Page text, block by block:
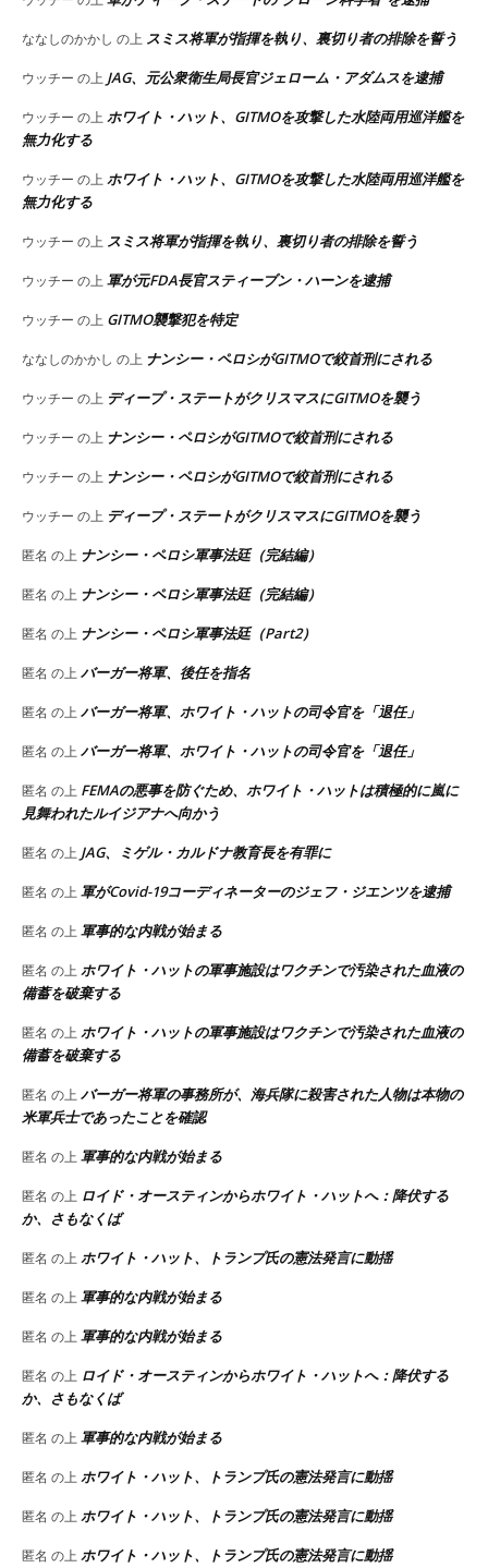
ななしのかかし の上 スミス将軍が指揮を執り、裏切り者の排除を誓う
ウッチー の上 JAG、元公衆衛生局長官ジェローム・アダムスを逮捕
ウッチー の上 ホワイト・ハット、GITMOを攻撃した水陸両用巡洋艦を
無力化する
ウッチー の上 ホワイト・ハット、GITMOを攻撃した水陸両用巡洋艦を
無力化する
ウッチー の上 スミス将軍が指揮を執り、裏切り者の排除を誓う
ウッチー の上 軍が元FDA長官スティーブン・ハーンを逮捕
ウッチー の上 GITMO襲撃犯を特定
ななしのかかし の上 ナンシー・ペロシがGITMOで絞首刑にされる
ウッチー の上 ディープ・ステートがクリスマスにGITMOを襲う
ウッチー の上 ナンシー・ペロシがGITMOで絞首刑にされる
ウッチー の上 ナンシー・ペロシがGITMOで絞首刑にされる
ウッチー の上 ディープ・ステートがクリスマスにGITMOを襲う
匿名 の上 ナンシー・ペロシ軍事法廷（完結編）
匿名 の上 ナンシー・ペロシ軍事法廷（完結編）
匿名 の上 ナンシー・ペロシ軍事法廷（Part2）
匿名 の上 バーガー将軍、後任を指名
匿名 の上 バーガー将軍、ホワイト・ハットの司令官を「退任」
匿名 の上 バーガー将軍、ホワイト・ハットの司令官を「退任」
匿名 の上 FEMAの悪事を防ぐため、ホワイト・ハットは積極的に嵐に
見舞われたルイジアナへ向かう
匿名 の上 JAG、ミゲル・カルドナ教育長を有罪に
匿名 の上 軍がCovid-19コーディネーターのジェフ・ジエンツを逮捕
匿名 の上 軍事的な内戦が始まる
匿名 の上 ホワイト・ハットの軍事施設はワクチンで汚染された血液の
備蓄を破棄する
匿名 の上 ホワイト・ハットの軍事施設はワクチンで汚染された血液の
備蓄を破棄する
匿名 の上 バーガー将軍の事務所が、海兵隊に殺害された人物は本物の
米軍兵士であったことを確認
匿名 の上 軍事的な内戦が始まる
匿名 の上 ロイド・オースティンからホワイト・ハットへ：降伏する
か、さもなくば
匿名 の上 ホワイト・ハット、トランプ氏の憲法発言に動揺
匿名 の上 軍事的な内戦が始まる
匿名 の上 軍事的な内戦が始まる
匿名 の上 ロイド・オースティンからホワイト・ハットへ：降伏する
か、さもなくば
匿名 の上 軍事的な内戦が始まる
匿名 の上 ホワイト・ハット、トランプ氏の憲法発言に動揺
匿名 の上 ホワイト・ハット、トランプ氏の憲法発言に動揺
匿名 の上 ホワイト・ハット、トランプ氏の憲法発言に動揺